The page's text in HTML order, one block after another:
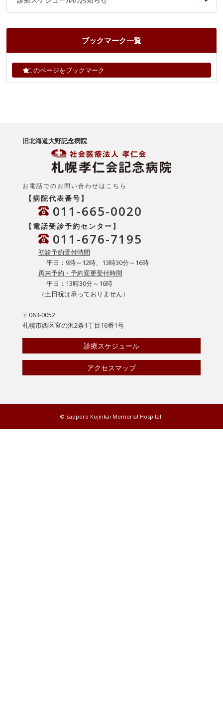
ブックマーク一覧
このページをブックマーク
旧北海道大野記念病院
お電話でのお問い合わせはこちら
【病院代表番号】
011-665-0020
【電話受診予約センター】
011-676-7195
初診予約受付時間
平日：9時～12時、13時30分～16時
再来予約・予約変更受付時間
平日：13時30分～16時
（土日祝は承っておりません）
〒063-0052
札幌市西区宮の沢2条1丁目16番1号
診療スケジュール
アクセスマップ
© Sapporo Kojinkai Memorial Hospital.